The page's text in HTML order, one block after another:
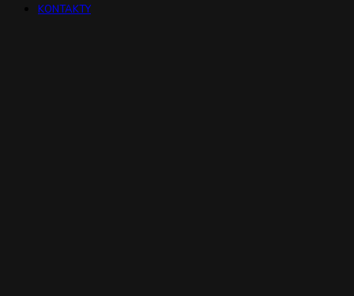
KONTAKTY